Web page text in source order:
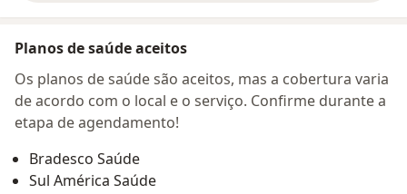
Planos de saúde aceitos
Os planos de saúde são aceitos, mas a cobertura varia
de acordo com o local e o serviço. Confirme durante a
etapa de agendamento!
Bradesco Saúde
Sul América Saúde